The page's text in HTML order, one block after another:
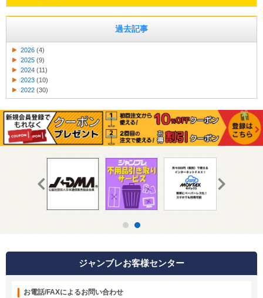
過去記事
2026 (4)
2025 (9)
2024 (11)
2023 (10)
2022 (30)
ジャンブレお客様センター
お電話/FAXによるお問い合わせ